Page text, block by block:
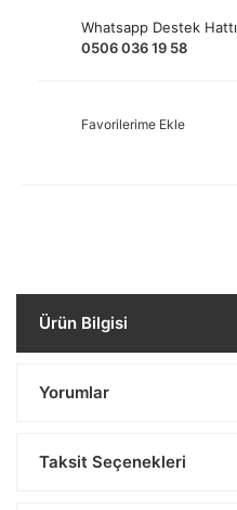
Whatsapp Destek Hattı
0506 036 19 58
Favorilerime Ekle
Ürün Bilgisi
Yorumlar
Taksit Seçenekleri